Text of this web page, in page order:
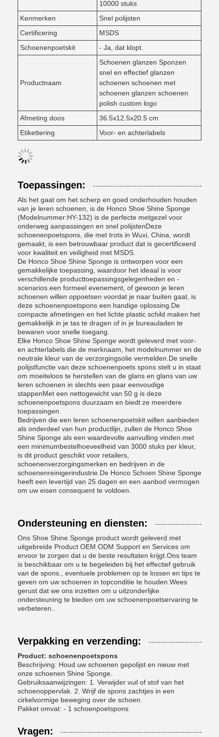
10000 stuks
Kenmerken
Snel polijsten
Certificering
MSDS
Schoenenpoetskit
- Ja, dat klopt.
Productnaam
Schoenen glanzen Sponzen
snel en effectief glanzen
schoenen schoenen met
schoenen glanzen schoenen
polish custom logo
Afmeting doos
36.5x12.5x20.5 cm
Etikettering
Voor- en achterlabels
Toepassingen:
Als het gaat om het scherp en goed onderhouden houden
van je leren schoenen, is de Honco Shoe Shine Sponge
(Modelnummer:HY-132) is de perfecte metgezel voor
onderweg aanpassingen en snel polijstenDeze
schoenenpoetspons, die met trots in Wuxi, China, wordt
gemaakt, is een betrouwbaar product dat is gecertificeerd
voor kwaliteit en veiligheid met MSDS.
De Honco Shoe Shine Sponge is ontworpen voor een
gemakkelijke toepassing, waardoor het ideaal is voor
verschillende producttoepassingsgelegenheden en -
scenarios.een formeel evenement, of gewoon je leren
schoenen willen oppoetsen voordat je naar buiten gaat, is
deze schoenenpoetspons een handige oplossing.De
compacte afmetingen en het lichte plastic schild maken het
gemakkelijk in je tas te dragen of in je bureauladen te
bewaren voor snelle toegang.
Elke Honco Shoe Shine Sponge wordt geleverd met voor-
en achterlabels die de merknaam, het modelnummer en de
neutrale kleur van de verzorgingsolie vermelden.De snelle
polijstfunctie van deze schoenenpoets spons stelt u in staat
om moeiteloos te herstellen van de glans en glans van uw
leren schoenen in slechts een paar eenvoudige
stappenMet een nettogewicht van 50 g is deze
schoenenpoetspons duurzaam en biedt ze meerdere
toepassingen.
Bedrijven die een leren schoenenpoetskit willen aanbieden
als onderdeel van hun productlijn, zullen de Honco Shoe
Shine Sponge als een waardevolle aanvulling vinden.met
een minimumbestelhoeveelheid van 3000 stuks per kleur,
is dit product geschikt voor retailers,
schoenenverzorgingsmerken en bedrijven in de
schoenenreinigerindustrie.De Honco Schoen Shine Sponge
heeft een levertijd van 25 dagen en een aanbod vermogen
om uw eisen consequent te voldoen.
Ondersteuning en diensten:
Ons Shoe Shine Sponge product wordt geleverd met
uitgebreide Product OEM ODM Support en Services om
ervoor te zorgen dat u de beste resultaten krijgt.Ons team
is beschikbaar om u te begeleiden bij het effectief gebruik
van de spons., eventuele problemen op te lossen en tips te
geven om uw schoenen in topconditie te houden.Wees
gerust dat we ons inzetten om u uitzonderlijke
ondersteuning te bieden om uw schoenenpoetservaring te
verbeteren..
Verpakking en verzending:
Product: schoenenpoetspons
Beschrijving: Houd uw schoenen gepolijst en nieuw met
onze schoenen Shine Sponge.
Gebruiksaanwijzingen: 1. Verwijder vuil of stof van het
schoenoppervlak. 2. Wrijf de spons zachtjes in een
cirkelvormige beweging over de schoen.
Pakket omvat: - 1 schoenpoetspons
Vragen: